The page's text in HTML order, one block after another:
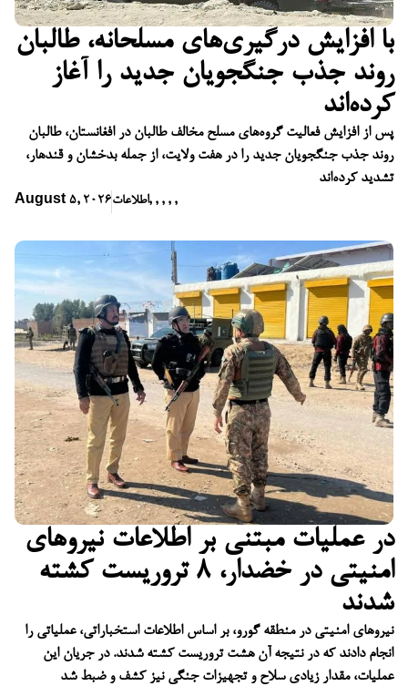
با افزایش درگیری‌های مسلحانه، طالبان
روند جذب جنگجویان جدید را آغاز
کرده‌اند
پس از افزایش فعالیت گروه‌های مسلح مخالف طالبان در افغانستان، طالبان
روند جذب جنگجویان جدید را در هفت ولایت، از جمله بدخشان و قندهار،
تشدید کرده‌اند
August 5, 2026اطلاعات, , , , ,
در عملیات مبتنی بر اطلاعات نیروهای
امنیتی در خضدار، ۸ تروریست کشته
شدند
نیروهای امنیتی در منطقه گورو، بر اساس اطلاعات استخباراتی، عملیاتی را
انجام دادند که در نتیجه آن هشت تروریست کشته شدند. در جریان این
عملیات، مقدار زیادی سلاح و تجهیزات جنگی نیز کشف و ضبط شد